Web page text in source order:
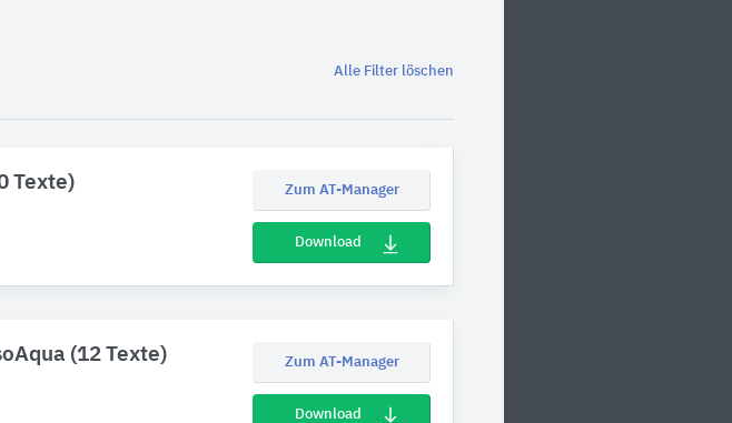
Alle Filter löschen
Texte) Zum AT-Manager
Download
(12 Texte) Zum AT-Manager
Download